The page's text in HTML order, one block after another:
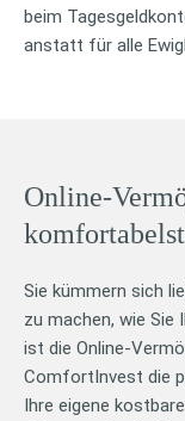
beim
anstatt für alle
Online-
Sie kümmern sich
zu machen, wie Sie
ist die Online-
ComfortInvest die
Ihre eigene